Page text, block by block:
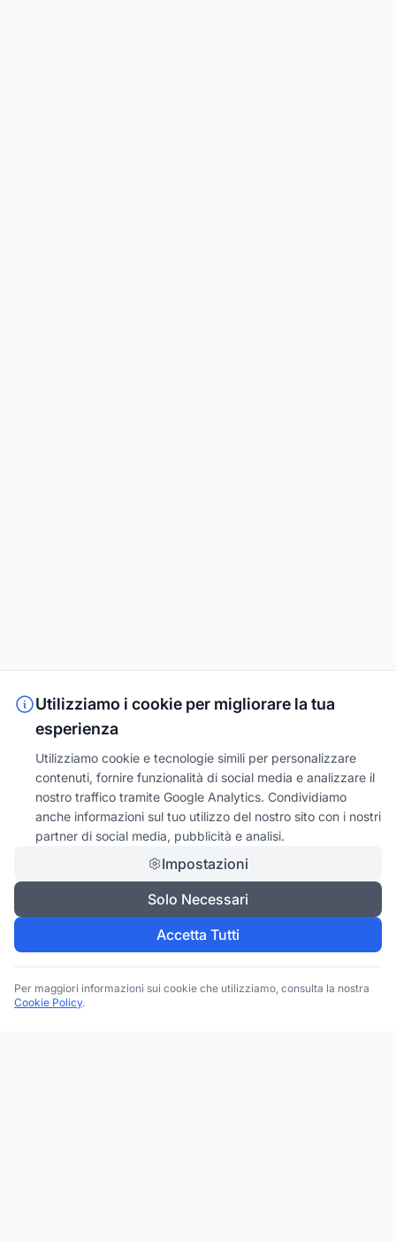
Utilizziamo i cookie per migliorare la tua
esperienza
Utilizziamo cookie e tecnologie simili per personalizzare
contenuti, fornire funzionalità di social media e analizzare il
nostro traffico tramite Google Analytics. Condividiamo
anche informazioni sul tuo utilizzo del nostro sito con i nostri
partner di social media, pubblicità e analisi.
Impostazioni
Solo Necessari
Accetta Tutti
Per maggiori informazioni sui cookie che utilizziamo, consulta la nostra
Cookie Policy.